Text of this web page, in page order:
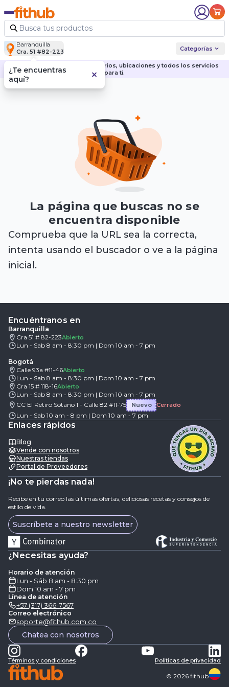
Barranquilla
Cra. 51 #82-223
Categorías
Descubre nuestras sedes, horarios, ubicaciones y todos los servicios
para ti.
La página que buscas no se
encuentra disponible
Comprueba que la URL sea la correcta,
intenta usando el buscador o ve a la página
inicial.
Encuéntranos en
Barranquilla
Cra 51 # 82-223Abierto
Lun - Sab 8 am - 8:30 pm | Dom 10 am - 7 pm
Bogotá
Calle 93a #11-46Abierto
Lun - Sab 8 am - 8:30 pm | Dom 10 am - 7 pm
Cra 15 # 118-16Abierto
Lun - Sab 8 am - 8:30 pm | Dom 10 am - 7 pm
CC El Retiro Sótano 1 - Calle 82 #11-75
Nuevo Cerrado
Lun - Sab 10 am - 8 pm | Dom 10 am - 7 pm
Enlaces rápidos
Blog
Vende con nosotros
Nuestras tiendas
Portal de Proveedores
¡No te pierdas nada!
Recibe en tu correo las últimas ofertas, deliciosas recetas y consejos de
estilo de vida.
Suscríbete a nuestro newsletter
¿Necesitas ayuda?
Horario de atención
Lun - Sáb 8 am - 8:30 pm
Dom 10 am - 7 pm
Línea de atención
+57 (317) 366-7567
Correo electrónico
soporte@fithub.com.co
Chatea con nosotros
Términos y condiciones Politicas de privacidad
© 2026 fithub
¿Te encuentras
aquí?